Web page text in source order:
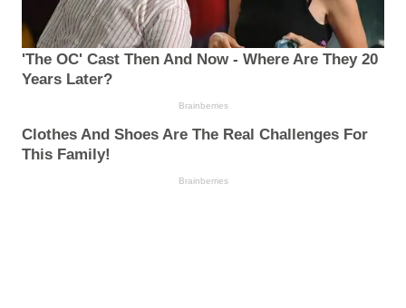
'The OC' Cast Then And Now - Where Are They 20
Years Later?
Brainberries
Clothes And Shoes Are The Real Challenges For
This Family!
Brainberries